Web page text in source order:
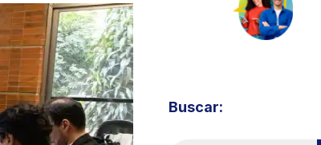
Buscar: